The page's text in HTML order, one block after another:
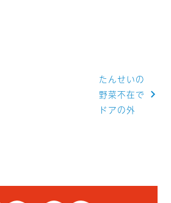
たんせいの
野菜不在で
ドアの外